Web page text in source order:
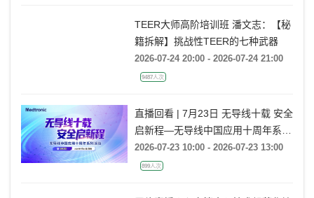
TEER大师高阶培训班 潘文志：【秘
籍拆解】挑战性TEER的七种武器
2026-07-24 20:00 - 2026-07-24 21:00
9487人次
直播回看 | 7月23日 无导线十载 安全
启新程—无导线中国应用十周年系列
活动
2026-07-23 10:00 - 2026-07-23 13:00
899人次